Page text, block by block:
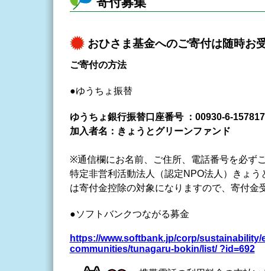
おひさま基金へのご寄付は随時お
ご寄付の方法
●ゆうちょ振替
ゆうちょ銀行振替口座番号 ：00930-6-157817
加入者名：きょうとグリーンファンド
※通信欄にお名前、ご住所、電話番号を必ず
特定非営利活動法人（認定NPO法人）きょ
は寄付金控除の対象になりますので、寄付金
●ソフトバンクつながる募金
https://www.softbank.jp/corp/sustainability/
communities/tunagaru-bokin/list/ ?id=692